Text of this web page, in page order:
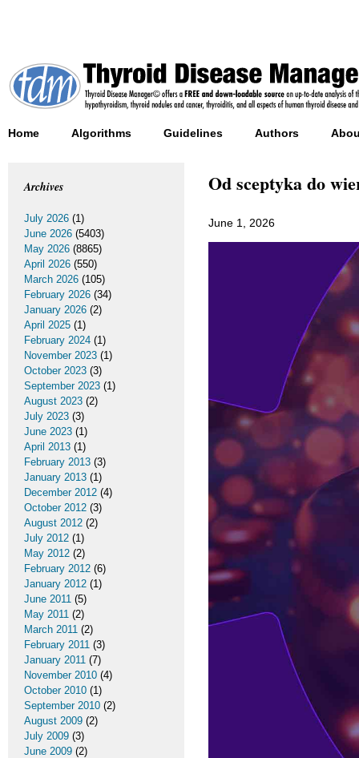
Home Algorithms Guidelines Authors
Od sceptyka do
June 1, 2026
Archives
July 2026 (1)
June 2026 (5403)
May 2026 (8865)
April 2026 (550)
March 2026 (105)
February 2026 (34)
January 2026 (2)
April 2025 (1)
February 2024 (1)
November 2023 (1)
October 2023 (3)
September 2023 (1)
August 2023 (2)
July 2023 (3)
June 2023 (1)
April 2013 (1)
February 2013 (3)
January 2013 (1)
December 2012 (4)
October 2012 (3)
August 2012 (2)
July 2012 (1)
May 2012 (2)
February 2012 (6)
January 2012 (1)
June 2011 (5)
May 2011 (2)
March 2011 (2)
February 2011 (3)
January 2011 (7)
November 2010 (4)
October 2010 (1)
September 2010 (2)
August 2009 (2)
July 2009 (3)
June 2009 (2)